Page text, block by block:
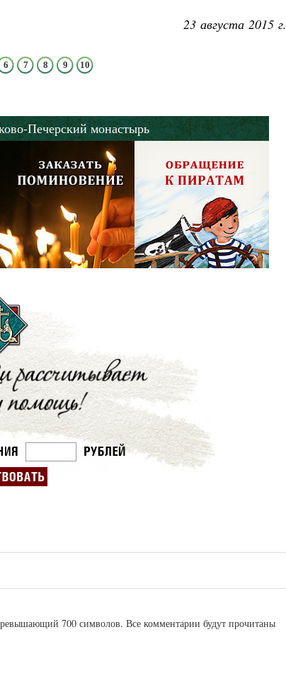
23 августа 2015 г.
6 7 8 9 10
Печерский монастырь
700 символов. Все комментарии будут прочитаны